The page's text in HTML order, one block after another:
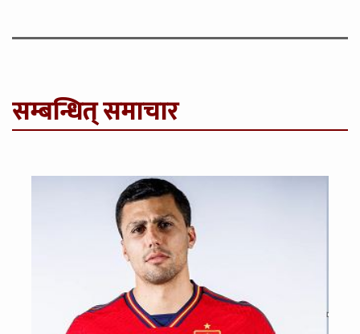
सम्बन्धित् समाचार